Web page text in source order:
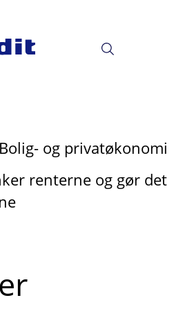
og privatøkonomi
renterne og gør det